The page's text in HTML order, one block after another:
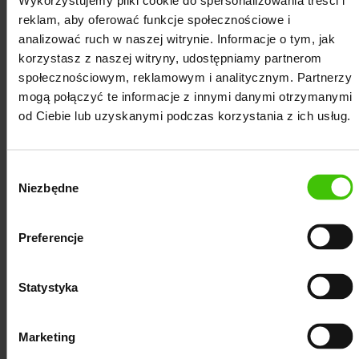
reklam, aby oferować funkcje społecznościowe i
analizować ruch w naszej witrynie. Informacje o tym, jak
korzystasz z naszej witryny, udostępniamy partnerom
społecznościowym, reklamowym i analitycznym. Partnerzy
mogą połączyć te informacje z innymi danymi otrzymanymi
od Ciebie lub uzyskanymi podczas korzystania z ich usług.
zgody
Niezbędne
Preferencje
Statystyka
Marketing
współpracy z klientami umożliwia nam świadczenie
usług pozycjonowania dla firm z Radomska oraz dla
przedsiębiorstw z całej Polski.Dzięki kompleksowej
opiece wykwalifikowanego specjalisty Customer
Success zapewniamy naszym klientom stałą
komunikację, co pozwoli Ci śledzić wszystkie
Twojego biznesu online. Oczywiście w razie
potrzeby jesteśmy do dyspozycji naszych
pośrednictwem zdalnej komunikacji, a także
Serdecznie zapraszamy do zapoznania się z
internetowych dla firm z Radomska.